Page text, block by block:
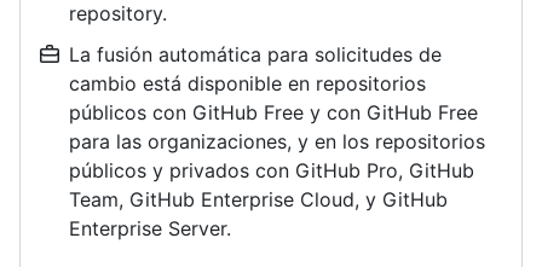
repository.
La fusión automática para solicitudes de
cambio está disponible en repositorios
públicos con GitHub Free y con GitHub Free
para las organizaciones, y en los repositorios
públicos y privados con GitHub Pro, GitHub
Team, GitHub Enterprise Cloud, y GitHub
Enterprise Server.